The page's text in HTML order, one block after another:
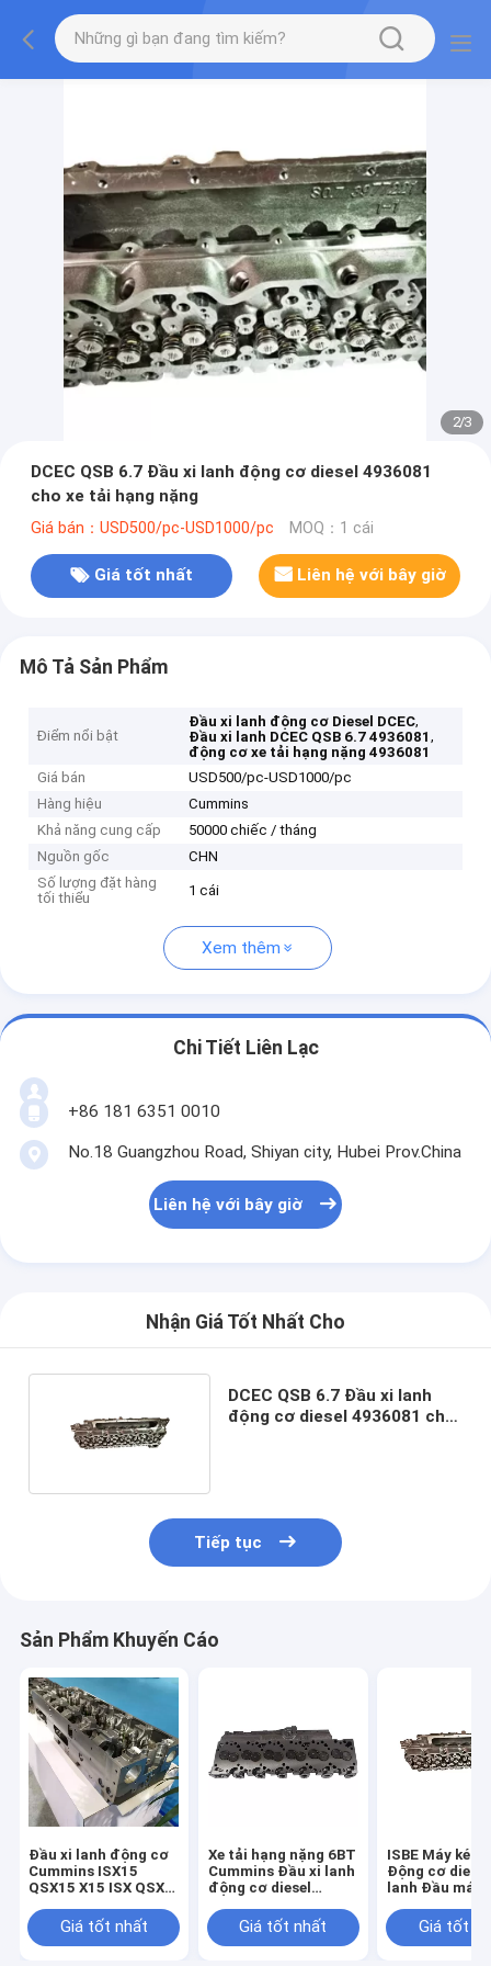
2/3
DCEC QSB 6.7 Đầu xi lanh động cơ diesel 4936081
cho xe tải hạng nặng
Giá bán：USD500/pc-USD1000/pc MOQ：1 cái
Giá tốt nhất Liên hệ với bây giờ
Mô Tả Sản Phẩm
Điểm nổi bật
Đầu xi lanh động cơ Diesel DCEC,
Đầu xi lanh DCEC QSB 6.7 4936081,
động cơ xe tải hạng nặng 4936081
Giá bán
USD500/pc-USD1000/pc
Hàng hiệu
Cummins
Khả năng cung cấp
50000 chiếc / tháng
Nguồn gốc
CHN
Số lượng đặt hàng
tối thiểu
1 cái
Xem thêm
Chi Tiết Liên Lạc
+86 181 6351 0010
No.18 Guangzhou Road, Shiyan city, Hubei Prov.China
Liên hệ với bây giờ
Nhận Giá Tốt Nhất Cho
DCEC QSB 6.7 Đầu xi lanh
động cơ diesel 4936081 cho
Tiếp tục
Sản Phẩm Khuyến Cáo
Đầu xi lanh động cơ
Cummins ISX15
QSX15 X15 ISX QSX
Giá tốt nhất
Xe tải hạng nặng 6BT
Cummins Đầu xi lanh
động cơ diesel
Giá tốt nhất
ISBE Máy kéo
Động cơ
lanh Đầu máy
4936081
Giá tốt